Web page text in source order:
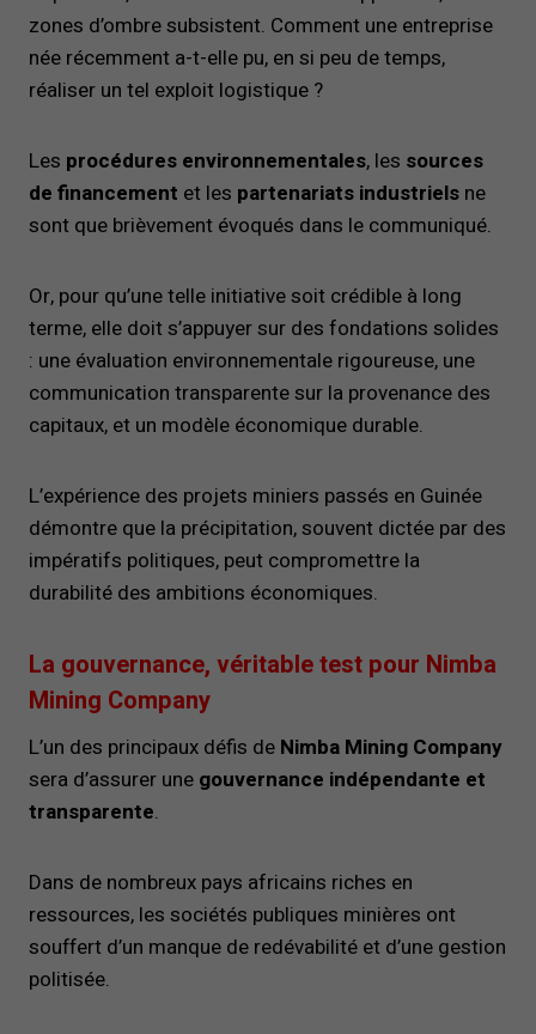
zones d’ombre subsistent. Comment une entreprise
née récemment a-t-elle pu, en si peu de temps,
réaliser un tel exploit logistique ?
Les procédures environnementales, les sources
de financement et les partenariats industriels ne
sont que brièvement évoqués dans le communiqué.
Or, pour qu’une telle initiative soit crédible à long
terme, elle doit s’appuyer sur des fondations solides
: une évaluation environnementale rigoureuse, une
communication transparente sur la provenance des
capitaux, et un modèle économique durable.
L’expérience des projets miniers passés en Guinée
démontre que la précipitation, souvent dictée par des
impératifs politiques, peut compromettre la
durabilité des ambitions économiques.
La gouvernance, véritable test pour Nimba
Mining Company
L’un des principaux défis de Nimba Mining Company
sera d’assurer une gouvernance indépendante et
transparente.
Dans de nombreux pays africains riches en
ressources, les sociétés publiques minières ont
souffert d’un manque de redévabilité et d’une gestion
politisée.